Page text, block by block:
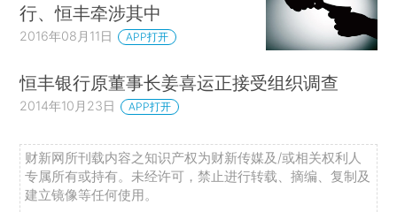
行、恒丰牵涉其中
2016年08月11日 APP打开
恒丰银行原董事长姜喜运正接受组织调查
2014年10月23日 APP打开
财新网所刊载内容之知识产权为财新传媒及/或相关权利人
专属所有或持有。未经许可，禁止进行转载、摘编、复制及
建立镜像等任何使用。